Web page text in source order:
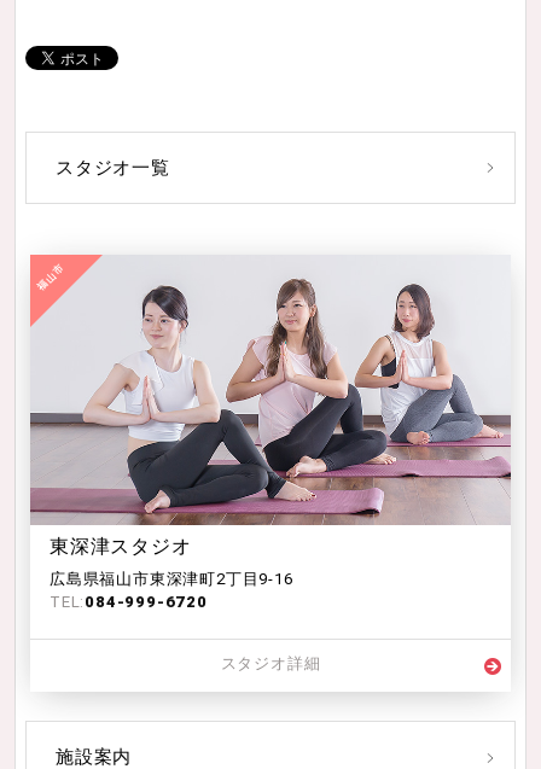
スタジオ一覧
東深津スタジオ
広島県福山市東深津町2丁目9-16
TEL: 084-999-6720
スタジオ詳細
施設案内